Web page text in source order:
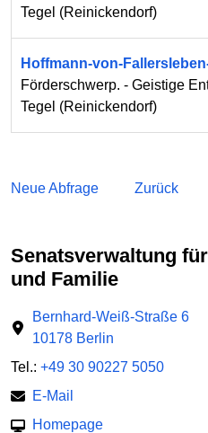
Tegel (Reinickendorf)
Hoffmann-von-
Förderschwerp. - Geistige
Tegel (Reinickendorf)
Neue Abfrage Zurück
Senatsverwaltung
und Familie
Bernhard-Weiß-Straße 6
10178 Berlin
Tel.: +49 30 90227 5050
E-Mail
Homepage